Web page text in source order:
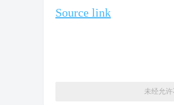
Source link
未经允许